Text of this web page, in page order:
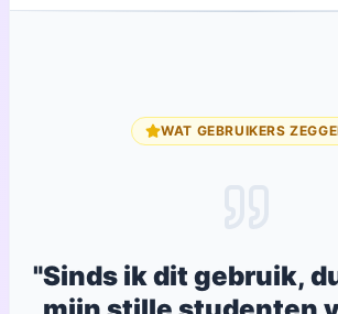
WAT GEBRUIKERS
"Sinds ik dit gebruik,